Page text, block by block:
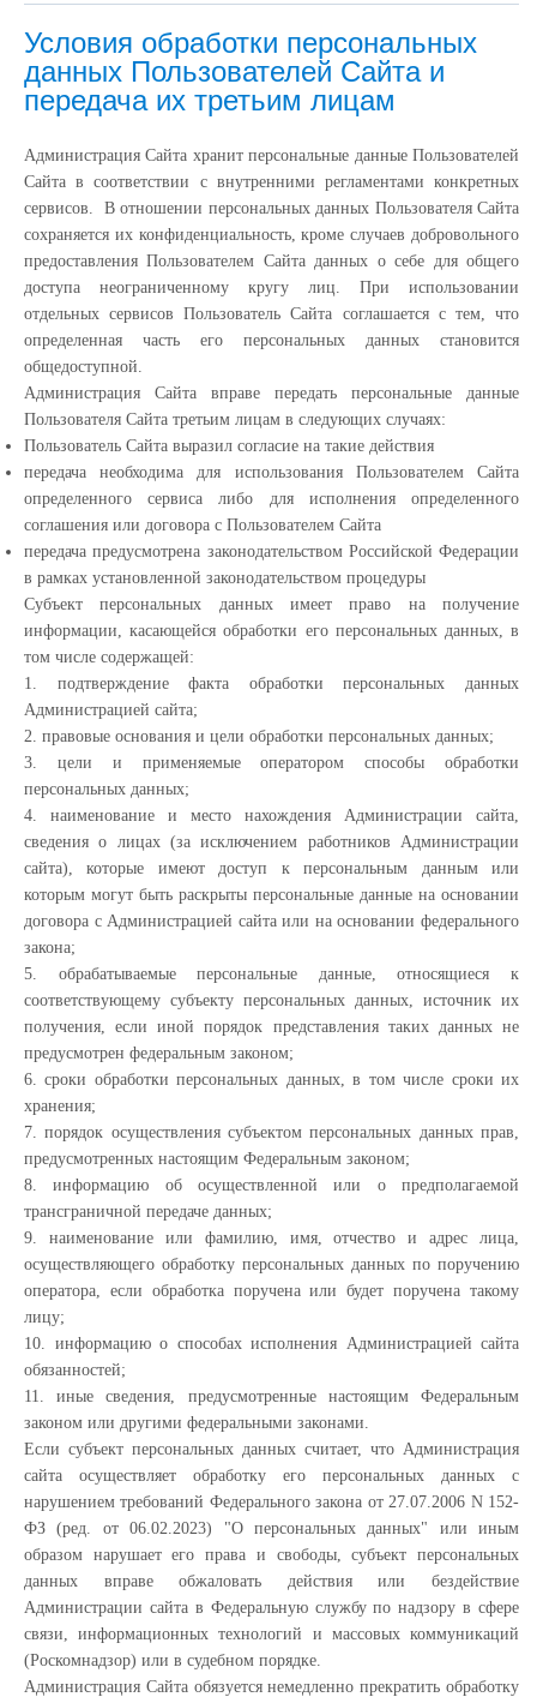
Условия обработки персональных
данных Пользователей Сайта и
передача их третьим лицам
Администрация Сайта хранит персональные данные Пользователей
Сайта в соответствии с внутренними регламентами конкретных
сервисов. В отношении персональных данных Пользователя Сайта
сохраняется их конфиденциальность, кроме случаев добровольного
предоставления Пользователем Сайта данных о себе для общего
доступа неограниченному кругу лиц. При использовании
отдельных сервисов Пользователь Сайта соглашается с тем, что
определенная часть его персональных данных становится
общедоступной.
Администрация Сайта вправе передать персональные данные
Пользователя Сайта третьим лицам в следующих случаях:
Пользователь Сайта выразил согласие на такие действия
передача необходима для использования Пользователем Сайта
определенного сервиса либо для исполнения определенного
соглашения или договора с Пользователем Сайта
передача предусмотрена законодательством Российской Федерации
в рамках установленной законодательством процедуры
Субъект персональных данных имеет право на получение
информации, касающейся обработки его персональных данных, в
том числе содержащей:
1. подтверждение факта обработки персональных данных
Администрацией сайта;
2. правовые основания и цели обработки персональных данных;
3. цели и применяемые оператором способы обработки
персональных данных;
4. наименование и место нахождения Администрации сайта,
сведения о лицах (за исключением работников Администрации
сайта), которые имеют доступ к персональным данным или
которым могут быть раскрыты персональные данные на основании
договора с Администрацией сайта или на основании федерального
закона;
5. обрабатываемые персональные данные, относящиеся к
соответствующему субъекту персональных данных, источник их
получения, если иной порядок представления таких данных не
предусмотрен федеральным законом;
6. сроки обработки персональных данных, в том числе сроки их
хранения;
7. порядок осуществления субъектом персональных данных прав,
предусмотренных настоящим Федеральным законом;
8. информацию об осуществленной или о предполагаемой
трансграничной передаче данных;
9. наименование или фамилию, имя, отчество и адрес лица,
осуществляющего обработку персональных данных по поручению
оператора, если обработка поручена или будет поручена такому
лицу;
10. информацию о способах исполнения Администрацией сайта
обязанностей;
11. иные сведения, предусмотренные настоящим Федеральным
законом или другими федеральными законами.
Если субъект персональных данных считает, что Администрация
сайта осуществляет обработку его персональных данных с
нарушением требований Федерального закона от 27.07.2006 N 152-
ФЗ (ред. от 06.02.2023) "О персональных данных" или иным
образом нарушает его права и свободы, субъект персональных
данных вправе обжаловать действия или бездействие
Администрации сайта в Федеральную службу по надзору в сфере
связи, информационных технологий и массовых коммуникаций
(Роскомнадзор) или в судебном порядке.
Администрация Сайта обязуется немедленно прекратить обработку